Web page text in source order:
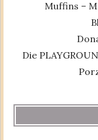
Muffins –
Die